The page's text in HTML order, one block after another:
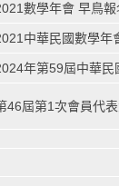
數學年會 早鳥報
中華民國數學年
年第59屆中華
46屆第1次會員代